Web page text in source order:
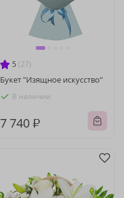
5 (27)
Букет "Изящное искусство"
В наличии
7 740 ₽